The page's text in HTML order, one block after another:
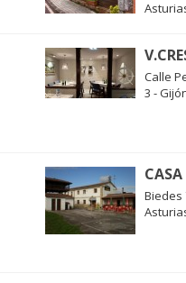
Calle
3 -
Biedes